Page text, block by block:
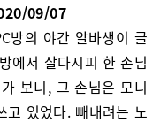
09/07
방의 야간 알바생이 글
에서 살다시피 한 손님
보니, 그 손님은 모니
고 있었다. 빼내려는 노